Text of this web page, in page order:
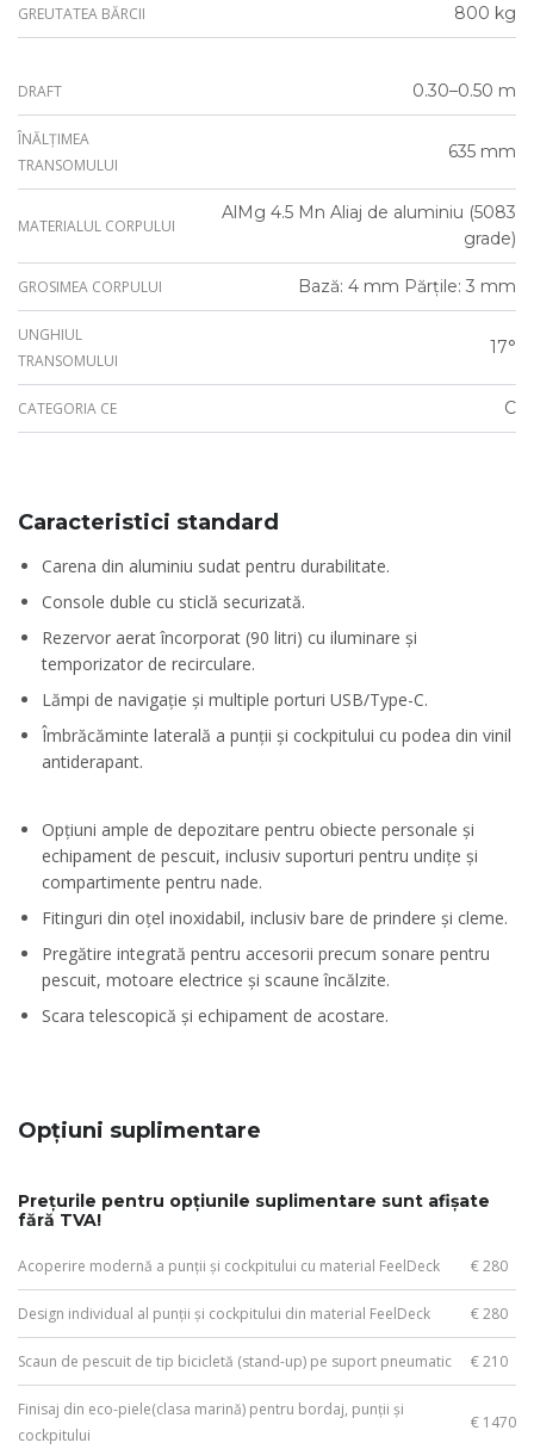
GREUTATEA BĂRCII 800 kg
DRAFT 0.30–0.50 m
ÎNĂLȚIMEA
TRANSOMULUI
635 mm
MATERIALUL CORPULUI
AlMg 4.5 Mn Aliaj de aluminiu (5083
grade)
GROSIMEA CORPULUI Bază: 4 mm Părțile: 3 mm
UNGHIUL
TRANSOMULUI
17°
CATEGORIA CE C
Caracteristici standard
Carena din aluminiu sudat pentru durabilitate.
Console duble cu sticlă securizată.
Rezervor aerat încorporat (90 litri) cu iluminare și
temporizator de recirculare.
Lămpi de navigație și multiple porturi USB/Type-C.
Îmbrăcăminte laterală a punții și cockpitului cu podea din vinil
antiderapant.
Opțiuni ample de depozitare pentru obiecte personale și
echipament de pescuit, inclusiv suporturi pentru undițe și
compartimente pentru nade.
Fitinguri din oțel inoxidabil, inclusiv bare de prindere și cleme.
Pregătire integrată pentru accesorii precum sonare pentru
pescuit, motoare electrice și scaune încălzite.
Scara telescopică și echipament de acostare.
Opțiuni suplimentare
Prețurile pentru opțiunile suplimentare sunt afișate
fără TVA!
Acoperire modernă a punții și cockpitului cu material FeelDeck € 280
Design individual al punții și cockpitului din material FeelDeck € 280
Scaun de pescuit de tip bicicletă (stand-up) pe suport pneumatic € 210
Finisaj din eco-piele(clasa marină) pentru bordaj, punții și
cockpitului
€ 1470